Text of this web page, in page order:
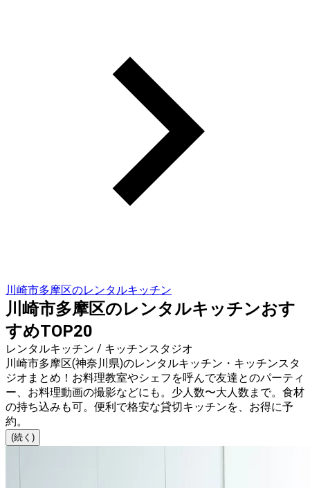
川崎市多摩区のレンタルキッチン
川崎市多摩区のレンタルキッチンおす
すめTOP20
レンタルキッチン / キッチンスタジオ
川崎市多摩区(神奈川県)のレンタルキッチン・キッチンスタ
ジオまとめ！お料理教室やシェフを呼んで友達とのパーティ
ー、お料理動画の撮影などにも。少人数〜大人数まで。食材
の持ち込みも可。便利で格安な貸切キッチンを、お得に予
約。
(続く)